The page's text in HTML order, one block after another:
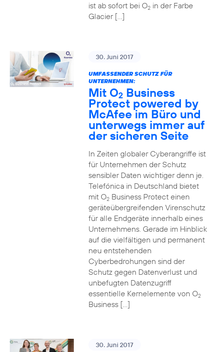
ist ab sofort bei O2in der Farbe
Glacier […]
30. Juni 2017
UMFASSENDER SCHUTZ FÜR
UNTERNEHMEN:
Mit O2 Business
Protect powered by
McAfee im Büro und
unterwegs immer auf
der sicheren Seite
In Zeiten globaler Cyberangriffe ist
für Unternehmen der Schutz
sensibler Daten wichtiger denn je.
Telefónica in Deutschland bietet
mit O2Business Protect einen
geräteübergreifenden Virenschutz
für alle Endgeräte innerhalb eines
Unternehmens. Gerade im Hinblick
auf die vielfältigen und permanent
neu entstehenden
Cyberbedrohungen sind der
Schutz gegen Datenverlust und
unbefugten Datenzugriff
essentielle Kernelemente von O2
Business […]
30. Juni 2017